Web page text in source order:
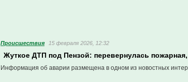
Проиcшествия 15 февраля 2026, 12:32
Жуткое ДТП под Пензой: перевернулась
Информация об аварии размещена в одном из новостных